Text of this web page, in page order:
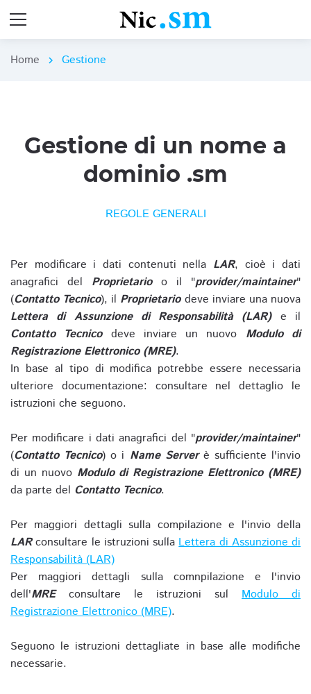
Home chevron_right Gestione
Gestione di un nome a
dominio .sm
REGOLE GENERALI
Per modificare i dati contenuti nella LAR, cioè i dati
anagrafici del Proprietarioo il "provider/maintainer"
(Contatto Tecnico), il Proprietariodeve inviare una nuova
Lettera di Assunzione di Responsabilità (LAR)e il
Contatto Tecnicodeve inviare un nuovo Modulo di
Registrazione Elettronico (MRE).
In base al tipo di modifica potrebbe essere necessaria
ulteriore documentazione: consultare nel dettaglio le
istruzioni che seguono.
Per modificare i dati anagrafici del "provider/maintainer"
(Contatto Tecnico) o i Name Serverè sufficiente l'invio
di un nuovo Modulo di Registrazione Elettronico (MRE)
da parte del Contatto Tecnico.
Per maggiori dettagli sulla compilazione e l'invio della
LARconsultare le istruzioni sullaLettera di Assunzione di
Responsabilità (LAR)
Per maggiori dettagli sulla comnpilazione e l'invio
dell'MREconsultare le istruzioni sul Modulo di
Registrazione Elettronico (MRE).
Seguono le istruzioni dettagliate in base alle modifiche
necessarie.